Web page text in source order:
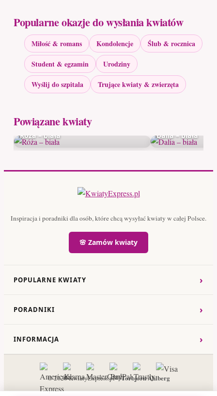
Popularne okazje do wysłania kwiatów
Miłość & romans Kondolencje
Ślub & rocznica
Student & egzamin
Urodziny
Wyślij do szpitala
Trujące kwiaty & zwierzęta
Powiązane kwiaty
Róża – biała Dalia – biała
Inspiracja i poradniki dla osób, które chcą wysyłać kwiaty w całej Polsce.
🌸 Zamów kwiaty
POPULARNE KWIATY ›
PORADNIKI ›
INFORMACJA ›
© 2026 KwiatyExpress.pl –Torbjorn Ahlberg